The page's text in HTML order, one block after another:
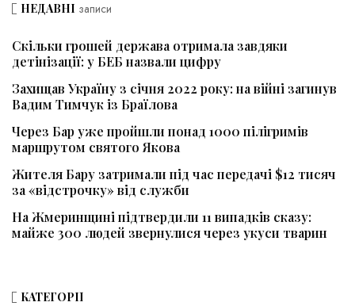
НЕДАВНІ записи
Скільки грошей держава отримала завдяки
детінізації: у БЕБ назвали цифру
Захищав Україну з січня 2022 року: на війні загинув
Вадим Тимчук із Браїлова
Через Бар уже пройшли понад 1000 пілігримів
маршрутом святого Якова
Жителя Бару затримали під час передачі $12 тисяч
за «відстрочку» від служби
На Жмеринщині підтвердили 11 випадків сказу:
майже 300 людей звернулися через укуси тварин
КАТЕГОРІЇ